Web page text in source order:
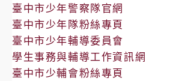
臺中市少年警察隊官網
臺中市少年隊粉絲專頁
臺中市少年輔導委員會
學生事務與輔導工作資訊網
臺中市少輔會粉絲專頁